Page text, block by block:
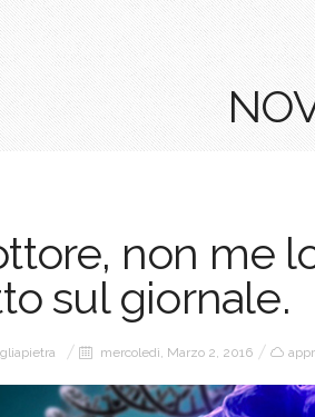
non me
sul giornale.
mercoledì, Marzo 2, 2016